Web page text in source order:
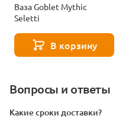
Ваза Goblet Mythic
Seletti
В корзину
Вопросы и ответы
Какие сроки доставки?